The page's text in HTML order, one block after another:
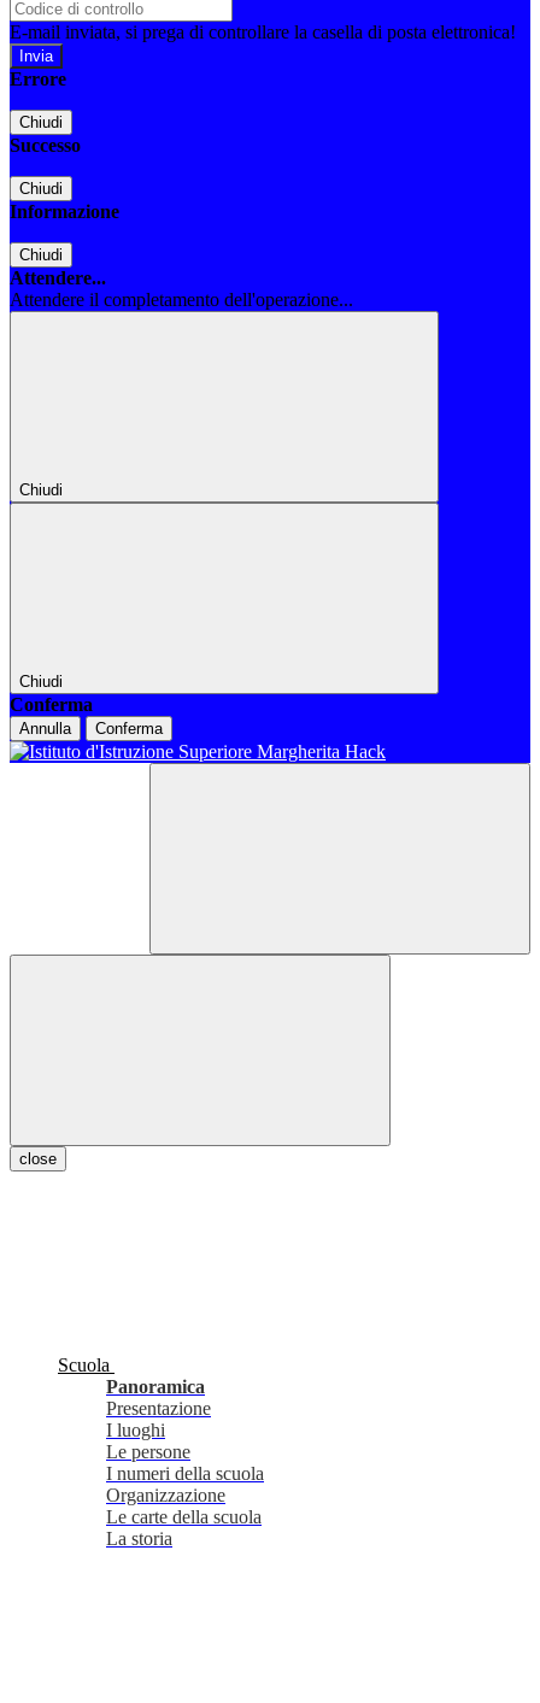
E-mail inviata, si prega di controllare la casella di posta elettronica!
Errore
Chiudi
Successo
Chiudi
Informazione
Chiudi
Attendere...
Attendere il completamento dell'operazione...
Chiudi
Chiudi
Conferma
Annulla Conferma
close
Scuola
Panoramica
Presentazione
I luoghi
Le persone
I numeri della scuola
Organizzazione
Le carte della scuola
La storia